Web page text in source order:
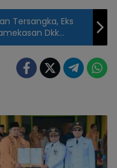
Tersangka, Eks
Dkk